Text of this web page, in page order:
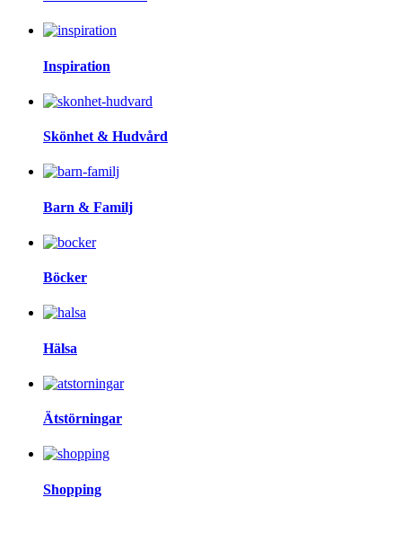
Inspiration
Skönhet & Hudvård
Barn & Familj
Böcker
Hälsa
Ätstörningar
Shopping